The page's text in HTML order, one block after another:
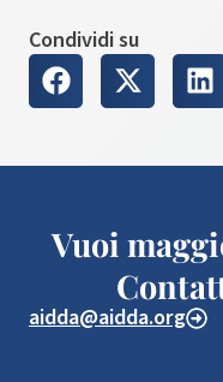
Condividi su
Vuoi
aidda@aidda.org